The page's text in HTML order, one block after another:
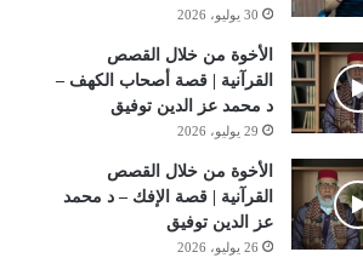
30 يوليو، 2026
الأخوة من خلال القصص
القرآنية | قصة أصحاب الكهف –
د محمد عز الدين توفيق
29 يوليو، 2026
الأخوة من خلال القصص
القرآنية | قصة الإفك – د محمد
عز الدين توفيق
26 يوليو، 2026